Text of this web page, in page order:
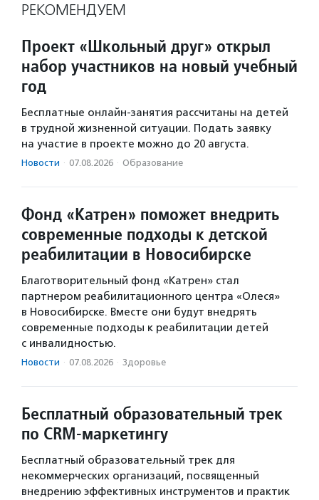
РЕКОМЕНДУЕМ
Проект «Школьный друг» открыл
набор участников на новый учебный
год
Бесплатные онлайн-занятия рассчитаны на детей
в трудной жизненной ситуации. Подать заявку
на участие в проекте можно до 20 августа.
Новости · 07.08.2026 · Образование
Фонд «Катрен» поможет внедрить
современные подходы к детской
реабилитации в Новосибирске
Благотворительный фонд «Катрен» стал
партнером реабилитационного центра «Олеся»
в Новосибирске. Вместе они будут внедрять
современные подходы к реабилитации детей
с инвалидностью.
Новости · 07.08.2026 · Здоровье
Бесплатный образовательный трек
по CRM-маркетингу
Бесплатный образовательный трек для
некоммерческих организаций, посвященный
внедрению эффективных инструментов и практик